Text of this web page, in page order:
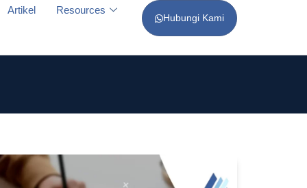
Artikel Resources
Hubungi Kami